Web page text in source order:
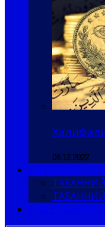
06.12.2022